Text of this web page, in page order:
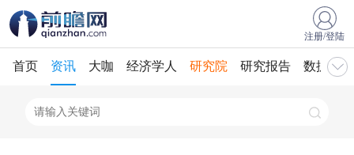
注册/登陆
首页 资讯 大咖 经济学人 研究院 研究报告 数据库